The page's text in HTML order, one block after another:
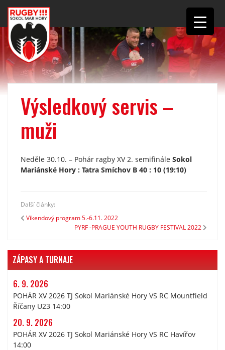
Výsledkový servis –
muži
Neděle 30.10. – Pohár ragby XV 2. semifinále Sokol
Mariánské Hory : Tatra Smíchov B 40 : 10 (19:10)
Další články:
Víkendový program 5.-6.11. 2022
PYRF -PRAGUE YOUTH RUGBY FESTIVAL 2022
ZÁPASY A TURNAJE
6. 9. 2026
POHÁR XV 2026 TJ Sokol Mariánské Hory VS RC Mountfield
Říčany U23 14:00
20. 9. 2026
POHÁR XV 2026 TJ Sokol Mariánské Hory VS RC Havířov
14:00